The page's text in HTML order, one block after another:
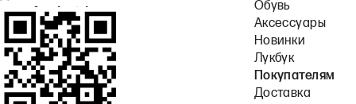
или Android.
Обувь
Аксессуары
Новинки
Лукбук
Покупателям
Доставка